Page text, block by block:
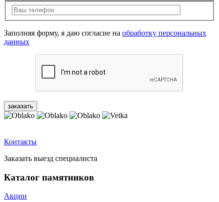
Заполняя форму, я даю согласие на обработку персональных
данных
Контакты
Заказать выезд специалиста
Каталог памятников
Акции